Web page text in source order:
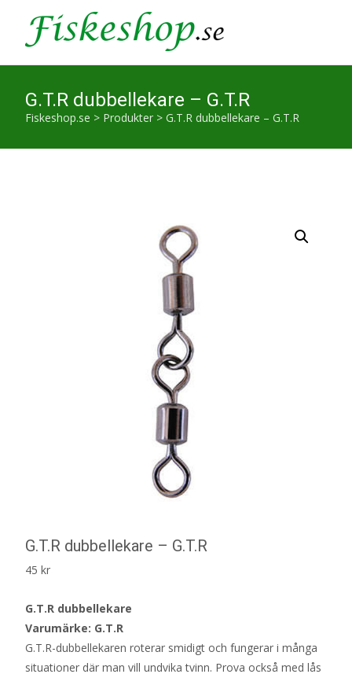
G.T.R dubbellekare – G.T.R
Fiskeshop.se > Produkter > G.T.R dubbellekare – G.T.R
G.T.R dubbellekare – G.T.R
45 kr
G.T.R dubbellekare
Varumärke: G.T.R
G.T.R-dubbellekaren roterar smidigt och fungerar i många
situationer där man vill undvika tvinn. Prova också med lås